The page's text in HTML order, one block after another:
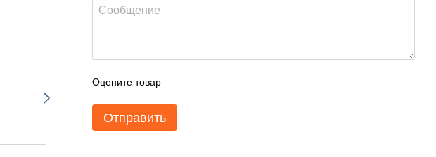
Оцените товар
Отправить